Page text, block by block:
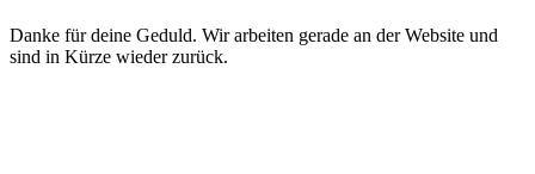
Danke für deine Geduld. Wir arbeiten gerade an der Website und
sind in Kürze wieder zurück.